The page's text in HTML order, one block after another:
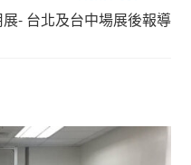
- 台北及台中場展後報導